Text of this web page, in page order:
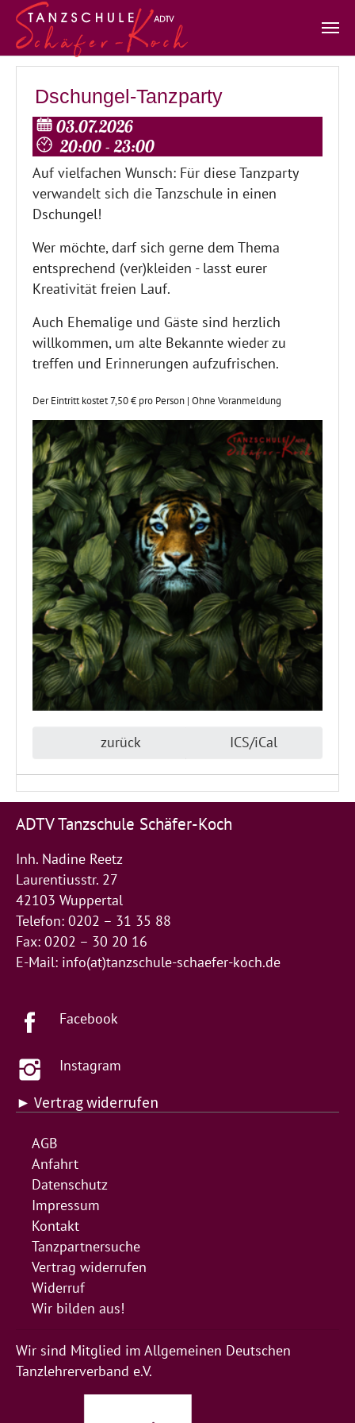
Zum Hauptinhalt springen
Dschungel-Tanzparty
03.07.2026
20:00 - 23:00
Auf vielfachen Wunsch: Für diese Tanzparty
verwandelt sich die Tanzschule in einen
Dschungel!
Wer möchte, darf sich gerne dem Thema
entsprechend (ver)kleiden - lasst eurer
Kreativität freien Lauf.
Auch Ehemalige und Gäste sind herzlich
willkommen, um alte Bekannte wieder zu
treffen und Erinnerungen aufzufrischen.
Der Eintritt kostet 7,50 € pro Person | Ohne Voranmeldung
zurück ICS/iCal
ADTV Tanzschule Schäfer-Koch
Inh. Nadine Reetz
Laurentiusstr. 27
42103 Wuppertal
Telefon: 0202 – 31 35 88
Fax: 0202 – 30 20 16
E-Mail: info(at)tanzschule-schaefer-koch.de
Facebook
Instagram
► Vertrag widerrufen
AGB
Anfahrt
Datenschutz
Impressum
Kontakt
Tanzpartnersuche
Vertrag widerrufen
Widerruf
Wir bilden aus!
Wir sind Mitglied im Allgemeinen Deutschen
Tanzlehrerverband e.V.